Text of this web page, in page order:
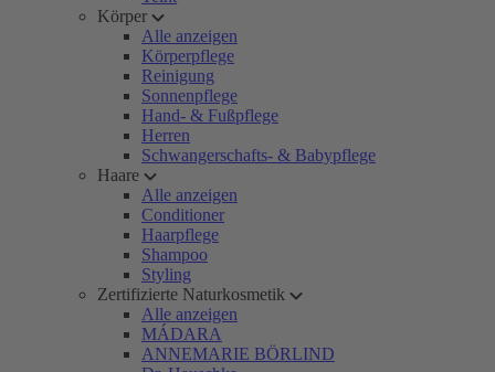
Körper
Alle anzeigen
Körperpflege
Reinigung
Sonnenpflege
Hand- & Fußpflege
Herren
Schwangerschafts- & Babypflege
Haare
Alle anzeigen
Conditioner
Haarpflege
Shampoo
Styling
Zertifizierte Naturkosmetik
Alle anzeigen
MÁDARA
ANNEMARIE BÖRLIND